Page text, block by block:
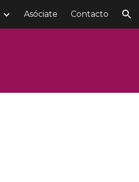
Asóciate Contacto